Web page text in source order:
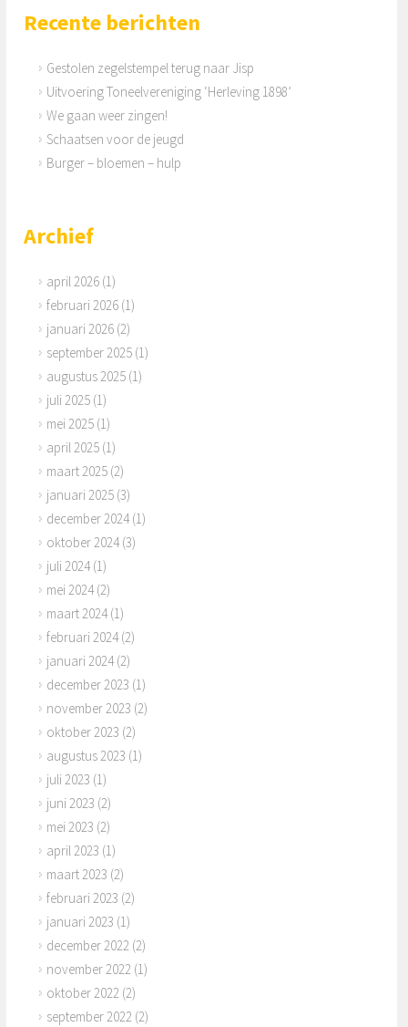
Recente berichten
Gestolen zegelstempel terug naar Jisp
Uitvoering Toneelvereniging ‘Herleving 1898’
We gaan weer zingen!
Schaatsen voor de jeugd
Burger – bloemen – hulp
Archief
april 2026 (1)
februari 2026 (1)
januari 2026 (2)
september 2025 (1)
augustus 2025 (1)
juli 2025 (1)
mei 2025 (1)
april 2025 (1)
maart 2025 (2)
januari 2025 (3)
december 2024(1)
oktober 2024(3)
juli 2024(1)
mei 2024(2)
maart 2024(1)
februari 2024(2)
januari 2024(2)
december 2023 (1)
november 2023 (2)
oktober 2023 (2)
augustus 2023 (1)
juli 2023 (1)
juni 2023 (2)
mei 2023 (2)
april 2023 (1)
maart 2023 (2)
februari 2023 (2)
januari 2023 (1)
december 2022 (2)
november 2022 (1)
oktober 2022 (2)
september 2022 (2)